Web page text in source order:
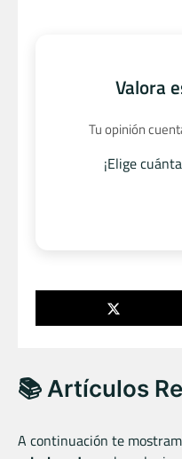
Valora
Tu opinión
¡Elige
📚 Artículos
A continuación te